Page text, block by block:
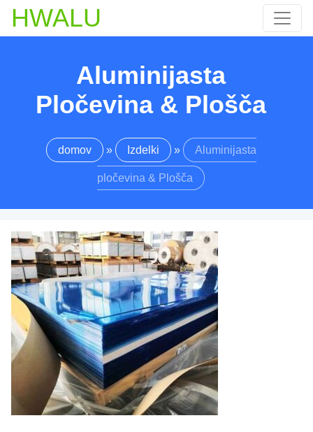
HWALU
Aluminijasta
Pločevina & Plošča
domov » Izdelki » Aluminijasta
pločevina & Plošča